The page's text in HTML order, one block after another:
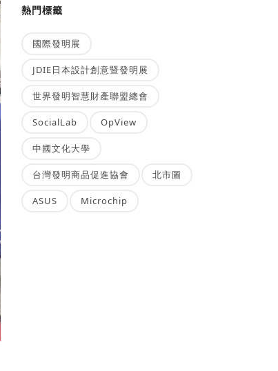
熱門標籤
國際發明展
JDIE日本設計創意暨發明展
世界發明智慧財產聯盟總會
SocialLab OpView
中國文化大學
台灣發明商品促進協會 北市圖
ASUS Microchip